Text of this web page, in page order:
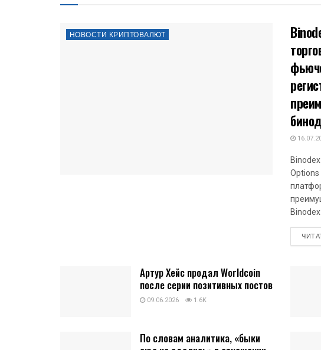
НОВОСТИ КРИПТОВАЛЮТ
Binodex
Артур Хейс продал Worldcoin
после серии позитивных постов
09.06.2026 1.6K
По словам аналитика, «быки